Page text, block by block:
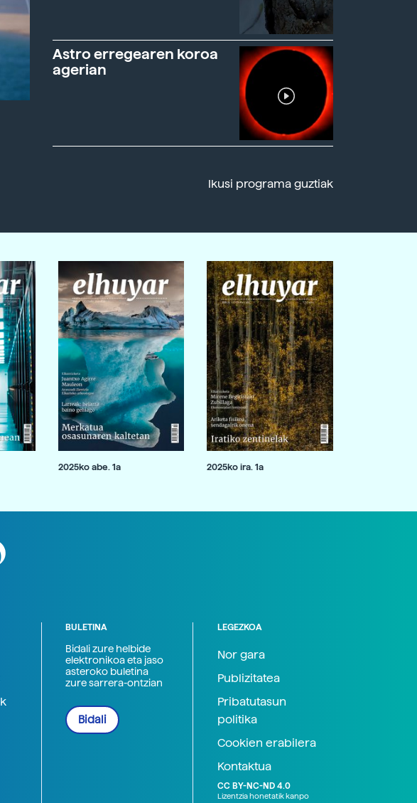
Astro erregearen koroa
agerian
Ikusi programa guztiak
2025ko abe. 1a 2025ko ira. 1a
BULETINA
Bidali zure helbide
elektronikoa eta jaso
asteroko buletina
zure sarrera-ontzian
Bidali
LEGEZKOA
Nor gara
Publizitatea
Pribatutasun
politika
Cookien erabilera
Kontaktua
CC BY-NC-ND 4.0
Lizentzia honetatik kanpo